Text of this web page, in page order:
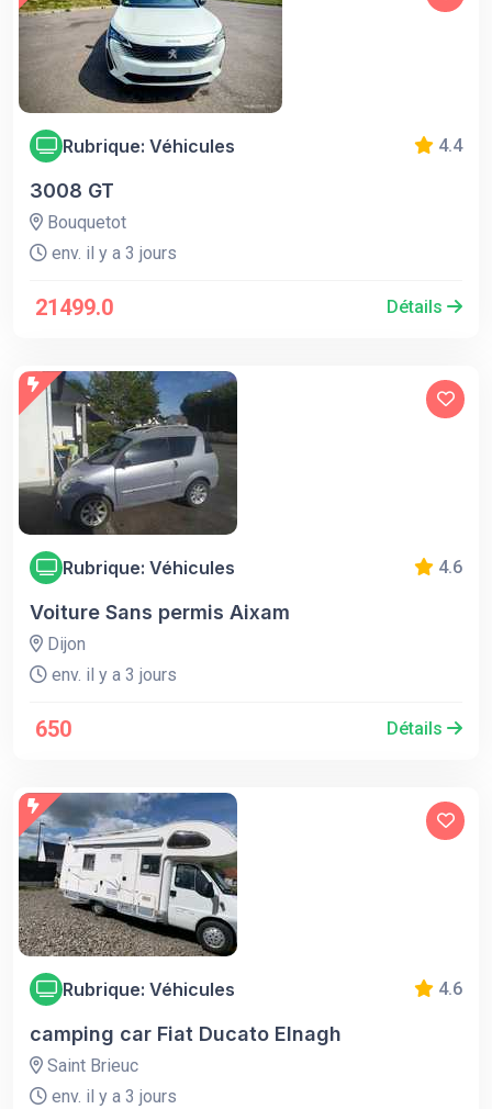
Rubrique: Véhicules 4.4
3008 GT
Bouquetot
env. il y a 3 jours
21499.0 Détails
Rubrique: Véhicules 4.6
Voiture Sans permis Aixam
Dijon
env. il y a 3 jours
650 Détails
Rubrique: Véhicules 4.6
camping car Fiat Ducato Elnagh
Saint Brieuc
env. il y a 3 jours